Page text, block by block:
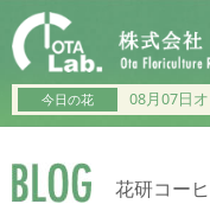
今日の花 08月07日
花研コー